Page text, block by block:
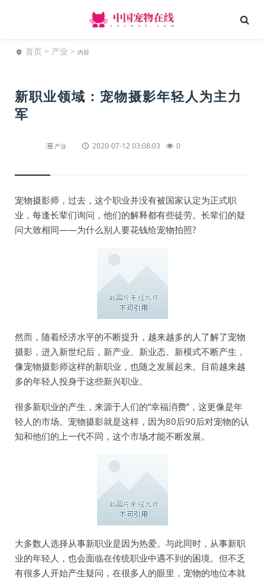
首页 > 产业 > 内容
新职业领域：宠物摄影年轻人为主力
军
产业 2020-07-12 03:08:03 0
宠物摄影师，过去，这个职业并没有被国家认定为正式职
业，每逢长辈们询问，他们的解释都有些徒劳。长辈们的疑
问大致相同——为什么别人要花钱给宠物拍照?
然而，随着经济水平的不断提升，越来越多的人了解了宠物
摄影，进入新世纪后，新产业、新业态、新模式不断产生，
像宠物摄影师这样的新职业，也随之发展起来。目前越来越
多的年轻人投身于这些新兴职业。
很多新职业的产生，来源于人们的“幸福消费”，这更像是年
轻人的市场。宠物摄影就是这样，因为80后90后对宠物的认
知和他们的上一代不同，这个市场才能不断发展。
大多数人选择从事新职业是因为热爱。与此同时，从事新职
业的年轻人，也会面临在传统职业中遇不到的困境。但不乏
有很多人开始产生疑问，在很多人的眼里，宠物的地位本就